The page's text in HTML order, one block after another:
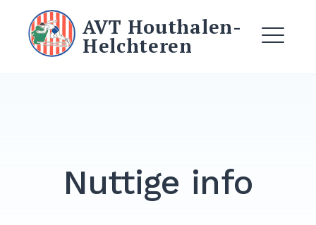
AVT Houthalen-
Helchteren
Nuttige info